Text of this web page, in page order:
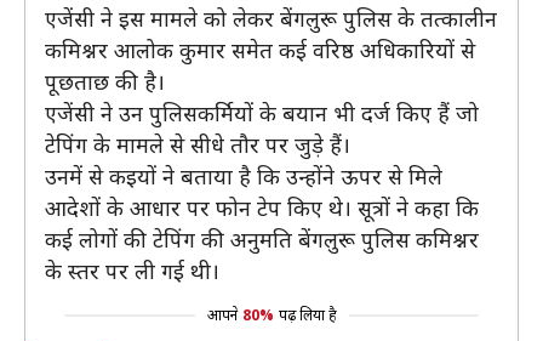
एजेंसी ने इस मामले को लेकर बेंगलुरू पुलिस के तत्कालीन
कमिश्नर आलोक कुमार समेत कई वरिष्ठ अधिकारियों से
पूछताछ की है।
एजेंसी ने उन पुलिसकर्मियों के बयान भी दर्ज किए हैं जो
टेपिंग के मामले से सीधे तौर पर जुड़े हैं।
उनमें से कइयों ने बताया है कि उन्होंने ऊपर से मिले
आदेशों के आधार पर फोन टेप किए थे। सूत्रों ने कहा कि
कई लोगों की टेपिंग की अनुमति बेंगलुरू पुलिस कमिश्नर
के स्तर पर ली गई थी।
आपने 80% पढ़ लिया है